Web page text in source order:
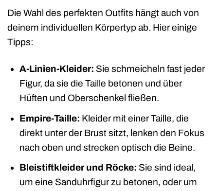
Die Wahl des perfekten Outfits hängt auch von
deinem individuellen Körpertyp ab. Hier einige
Tipps:
A-Linien-Kleider: Sie schmeicheln fast jeder
Figur, da sie die Taille betonen und über
Hüften und Oberschenkel fließen.
Empire-Taille: Kleider mit einer Taille, die
direkt unter der Brust sitzt, lenken den Fokus
nach oben und strecken optisch die Beine.
Bleistiftkleider und Röcke: Sie sind ideal,
um eine Sanduhrfigur zu betonen, oder um